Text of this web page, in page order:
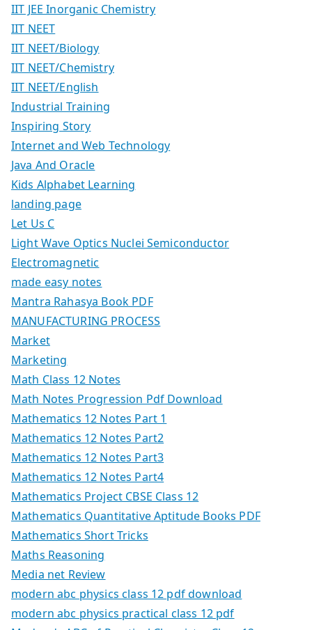
IIT JEE Inorganic Chemistry
IIT NEET
IIT NEET/Biology
IIT NEET/Chemistry
IIT NEET/English
Industrial Training
Inspiring Story
Internet and Web Technology
Java And Oracle
Kids Alphabet Learning
landing page
Let Us C
Light Wave Optics Nuclei Semiconductor
Electromagnetic
made easy notes
Mantra Rahasya Book PDF
MANUFACTURING PROCESS
Market
Marketing
Math Class 12 Notes
Math Notes Progression Pdf Download
Mathematics 12 Notes Part 1
Mathematics 12 Notes Part2
Mathematics 12 Notes Part3
Mathematics 12 Notes Part4
Mathematics Project CBSE Class 12
Mathematics Quantitative Aptitude Books PDF
Mathematics Short Tricks
Maths Reasoning
Media net Review
modern abc physics class 12 pdf download
modern abc physics practical class 12 pdf